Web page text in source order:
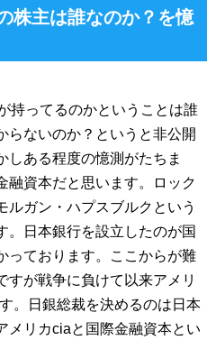
株主は誰なのか？を憶
持ってるのかということは誰
らないのか？というと非公開
しある程度の憶測がたちま
融資本だと思います。ロック
ルガン・ハプスブルクという
。日本銀行を設立したのが国
っております。ここからが難
すが戦争に負けて以来アメリ
。日銀総裁を決めるのは日本
メリカciaと国際金融資本とい